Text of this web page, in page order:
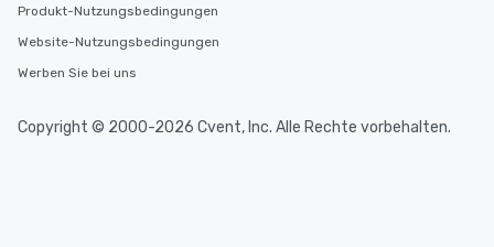
Produkt-Nutzungsbedingungen
Website-Nutzungsbedingungen
Werben Sie bei uns
Copyright © 2000-2026 Cvent, Inc. Alle Rechte vorbehalten.